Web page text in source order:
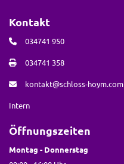
Kontakt
034741 950
034741 358
kontakt@schloss-hoym.com
Intern
Öffnungszeiten
Montag - Donnerstag